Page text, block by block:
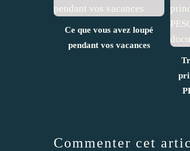
Ce que vous avez loupé
pendant vos vacances
Commenter cet